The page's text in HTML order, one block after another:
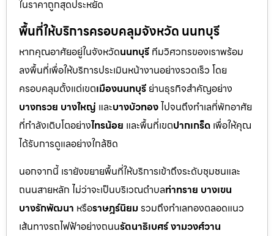
ในราคาถูกสุดประหยัด
พื้นที่ให้บริการครอบคลุมจังหวัด นนทบุรี
หากคุณอาศัยอยู่ในจังหวัดนนทบุรี ทีมวิศวกรของเราพร้อม
ลงพื้นที่เพื่อให้บริการประเมินหน้างานอย่างรวดเร็ว โดย
ครอบคลุมตั้งแต่เขตเมืองนนทบุรี ย่านธุรกิจสำคัญอย่าง
บางกรวย บางใหญ่ และบางบัวทองไปจนถึงทำเลที่พักอาศัย
ที่กำลังเติบโตอย่างไทรน้อย และพื้นที่เขตปากเกร็ด เพื่อให้คุณ
ได้รับการดูแลอย่างใกล้ชิด
นอกจากนี้ เรายังขยายพื้นที่ให้บริการเข้าถึงระดับชุมชนและ
ถนนสายหลัก ไม่ว่าจะเป็นบริเวณตำบลท่าทราย บางเขน
บางรักพัฒนา หรือราษฎร์นิยมรวมถึงทำเลทองตลอดแนว
เส้นทางรถไฟฟ้าอย่างถนนรัตนาธิเบศร์ งามวงศ์วาน